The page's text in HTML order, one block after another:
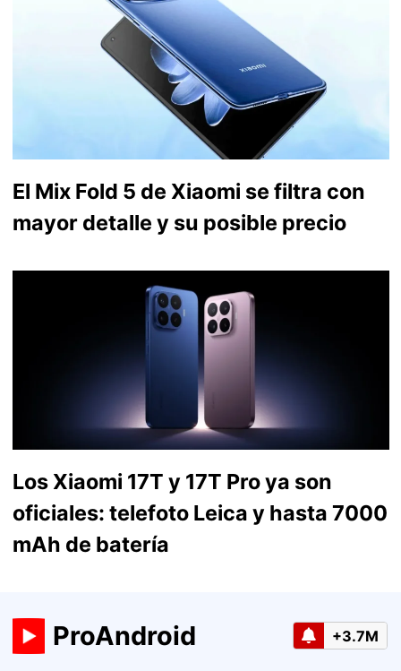
El Mix Fold 5 de Xiaomi se filtra con
mayor detalle y su posible precio
Los Xiaomi 17T y 17T Pro ya son
oficiales: telefoto Leica y hasta 7000
mAh de batería
ProAndroid +3.7M